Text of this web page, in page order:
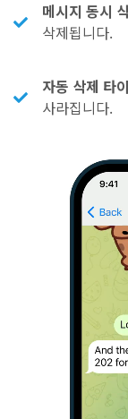
메시지 동시
삭제됩니다.
자동 삭제 타
사라집니다.